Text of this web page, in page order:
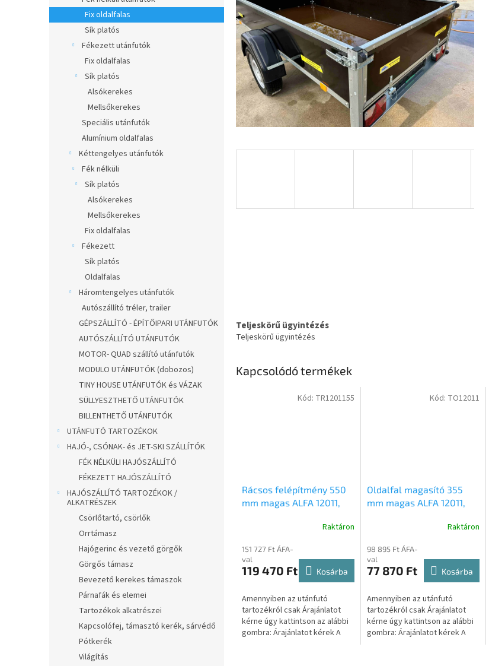
Fix oldalfalas
Sík platós
Fékezett utánfutók
Fix oldalfalas
Sík platós
Alsókerekes
Mellsőkerekes
Speciális utánfutók
Alumínium oldalfalas
Kéttengelyes utánfutók
Fék nélküli
Sík platós
Alsókerekes
Mellsőkerekes
Fix oldalfalas
Fékezett
Sík platós
Oldalfalas
Háromtengelyes utánfutók
Autószállító tréler, trailer
GÉPSZÁLLÍTÓ - ÉPÍTŐIPARI UTÁNFUTÓK
AUTÓSZÁLLÍTÓ UTÁNFUTÓK
MOTOR- QUAD szállító utánfutók
MODULO UTÁNFUTÓK (dobozos)
TINY HOUSE UTÁNFUTÓK és VÁZAK
SÜLLYESZTHETŐ UTÁNFUTÓK
BILLENTHETŐ UTÁNFUTÓK
UTÁNFUTÓ TARTOZÉKOK
HAJÓ-, CSÓNAK- és JET-SKI SZÁLLÍTÓK
FÉK NÉLKÜLI HAJÓSZÁLLÍTÓ
FÉKEZETT HAJÓSZÁLLÍTÓ
HAJÓSZÁLLÍTÓ TARTOZÉKOK /
ALKATRÉSZEK
Csörlőtartó, csörlők
Orrtámasz
Hajógerinc és vezető görgők
Görgős támasz
Bevezető kerekes támaszok
Párnafák és elemei
Tartozékok alkatrészei
Kapcsolófej, támasztó kerék, sárvédő
Pótkerék
Világítás
csillag.
Teljeskörű ügyintézés
Teljeskörű ügyintézés
Kapcsolódó termékek
Rácsos felépítmény 550
mm magas ALFA 12011,
Raktáron
151 727 Ft ÁFA-
val
119 470 Ft Kosárba
Amennyiben az utánfutó
tartozékról csak Árajánlatot
kérne úgy kattintson az alábbi
gombra: Árajánlatot kérek A
Kód: TR1201155
Oldalfal magasító 355
mm magas ALFA 12011,
Raktáron
98 895 Ft ÁFA-
val
77 870 Ft Kosárba
Amennyiben az utánfutó
tartozékról csak Árajánlatot
kérne úgy kattintson az alábbi
gombra: Árajánlatot kérek A
Kód: TO12011